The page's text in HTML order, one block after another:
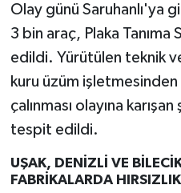
Olay günü Saruhanlı'ya
3 bin araç, Plaka
edildi. Yürütülen teknik
kuru üzüm işletmesinden
çalınması olayına
tespit edildi.
UŞAK, DENİZLİ VE
FABRİKALARDA